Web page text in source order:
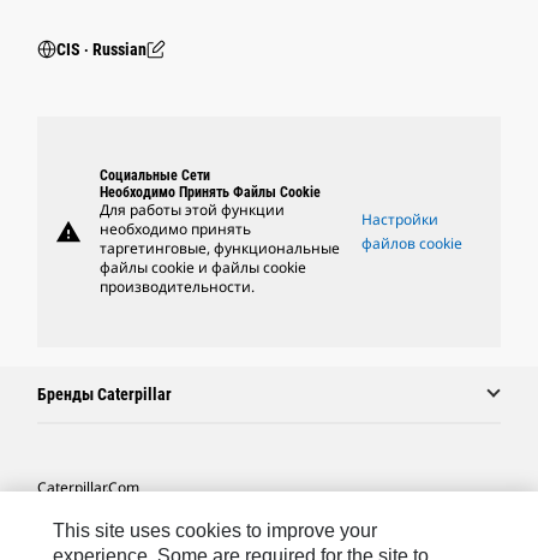
CIS ‧ Russian
warning
Социальные Сети
Необходимо Принять Файлы Cookie
Для работы этой функции
необходимо принять
таргетинговые, функциональные
файлы cookie и файлы cookie
производительности.
Настройки
файлов cookie
Бренды Caterpillar
Caterpillar.com
Связаться С Caterpillar
This site uses cookies to improve your
experience. Some are required for the site to